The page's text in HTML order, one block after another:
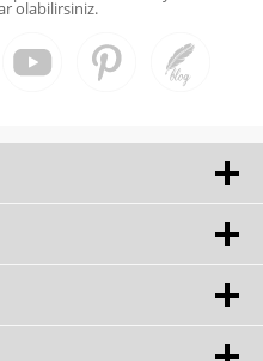
olabilirsiniz.